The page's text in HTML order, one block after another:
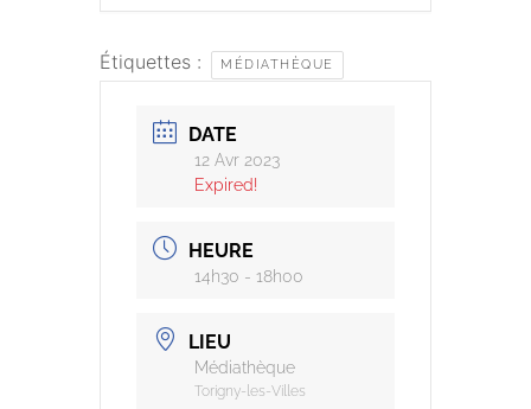
Étiquettes : MÉDIATHÈQUE
DATE
12 Avr 2023
Expired!
HEURE
14h30 - 18h00
LIEU
Médiathèque
Torigny-les-Villes